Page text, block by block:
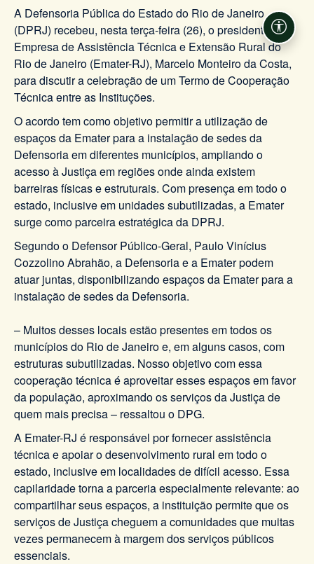
A Defensoria Pública do Estado do Rio de Janeiro
(DPRJ) recebeu, nesta terça-feira (26), o presidente da
Empresa de Assistência Técnica e Extensão Rural do
Rio de Janeiro (Emater-RJ), Marcelo Monteiro da Costa,
para discutir a celebração de um Termo de Cooperação
Técnica entre as Instituções.
O acordo tem como objetivo permitir a utilização de
espaços da Emater para a instalação de sedes da
Defensoria em diferentes municípios, ampliando o
acesso à Justiça em regiões onde ainda existem
barreiras físicas e estruturais. Com presença em todo o
estado, inclusive em unidades subutilizadas, a Emater
surge como parceira estratégica da DPRJ.
Segundo o Defensor Público-Geral, Paulo Vinícius
Cozzolino Abrahão, a Defensoria e a Emater podem
atuar juntas, disponibilizando espaços da Emater para a
instalação de sedes da Defensoria.
– Muitos desses locais estão presentes em todos os
municípios do Rio de Janeiro e, em alguns casos, com
estruturas subutilizadas. Nosso objetivo com essa
cooperação técnica é aproveitar esses espaços em favor
da população, aproximando os serviços da Justiça de
quem mais precisa – ressaltou o DPG.
A Emater-RJ é responsável por fornecer assistência
técnica e apoiar o desenvolvimento rural em todo o
estado, inclusive em localidades de difícil acesso. Essa
capilaridade torna a parceria especialmente relevante: ao
compartilhar seus espaços, a instituição permite que os
serviços de Justiça cheguem a comunidades que muitas
vezes permanecem à margem dos serviços públicos
essenciais.